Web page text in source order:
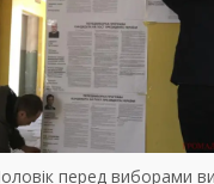
перед виборами